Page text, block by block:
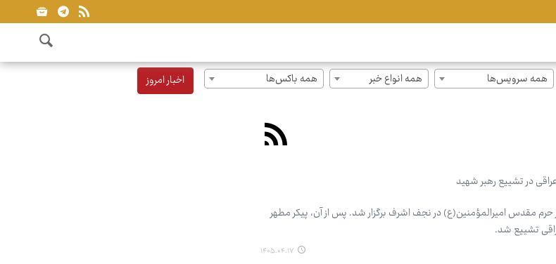
همه سرویس‌ها همه انواع خبر همه باکس‌ها اخبار امروز
در تشییع رهبر شهید
حرم مقدس امیرالمؤمنین(ع) در نجف اشرف برگزار شد. پس از آن، پیکر مطهر
تشییع شد.
۱۴۰۵.۰۴.۱۷